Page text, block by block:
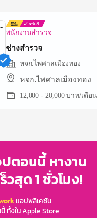
พนักงานสำรวจ
ช่างสำรวจ
หจก.ไพศาลเมืองทอง
หจก.ไพศาลเมืองทอง
12,000 - 20,000 บาท/เดือน
ตอนนี้ หางาน
วสุด 1 ชั่วโมง!
แอปพลิเคชัน
นี้ ทั้งใน Apple Store